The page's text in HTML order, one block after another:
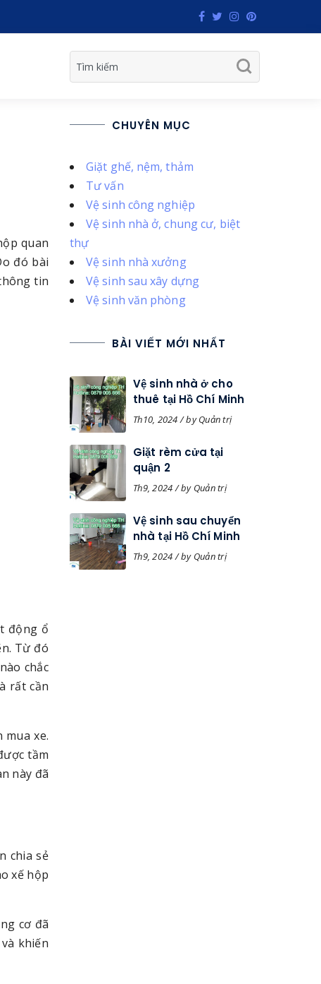
quan
đó bài
tin
động ổ
Từ đó
chắc
rất cần
xe.
tầm
này đã
chia sẻ
xế hộp
cơ đã
khiến
CHUYÊN MỤC
Giặt ghế, nệm, thảm
Tư vấn
Vệ sinh công nghiệp
Vệ sinh nhà ở, chung cư, biệt
thự
Vệ sinh nhà xưởng
Vệ sinh sau xây dựng
Vệ sinh văn phòng
BÀI VIẾT MỚI NHẤT
Vệ sinh nhà ở cho
thuê tại Hồ Chí Minh
Th10, 2024 / by Quản trị
Giặt rèm cửa tại
quận 2
Th9, 2024 / by Quản trị
Vệ sinh sau chuyển
nhà tại Hồ Chí Minh
Th9, 2024 / by Quản trị